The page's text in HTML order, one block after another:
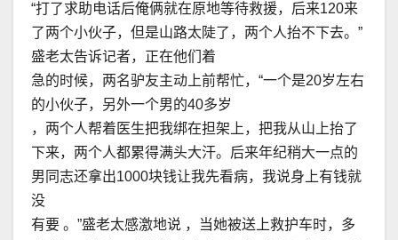
“打了求助电话后俺俩就在原地等待救援，后来120来
了两个小伙子，但是山路太陡了，两个人抬不下去。”
盛老太告诉记者，正在他们着
急的时候，两名驴友主动上前帮忙，“一个是20岁左右
的小伙子，另外一个男的40多岁
，两个人帮着医生把我绑在担架上，把我从山上抬了
下来，两个人都累得满头大汗。后来年纪稍大一点的
男同志还拿出1000块钱让我先看病，我说身上有钱就
没
有要 。”盛老太感激地说 ，当她被送上救护车时，多